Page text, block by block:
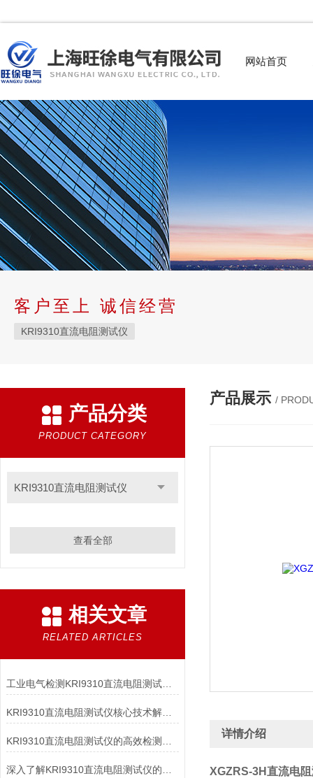
网站首页
客户至上 诚信经营
KRI9310直流电阻测试仪
产品分类
PRODUCT CATEGORY
KRI9310直流电阻测试仪
查看全部
相关文章
RELATED ARTICLES
工业电气检测KRI9310直流电阻测试仪高效精准适配变压器/电机等多场景
KRI9310直流电阻测试仪核心技术解析：如何实现高精度微欧级电阻测量？
产品展示 /
详情介绍
XGZRS-3H直流电